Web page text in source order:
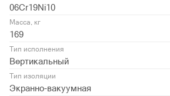
06Cr19Ni10
Масса, кг
169
Тип исполнения
Вертикальный
Тип изоляции
Экранно-вакуумная